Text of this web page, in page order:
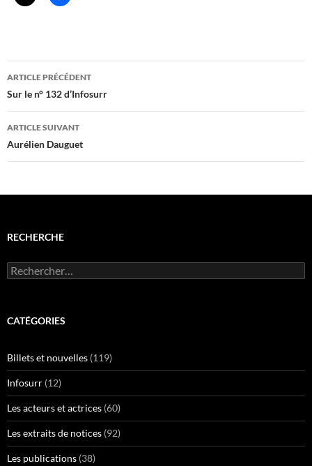
Navigation
des
articles
ARTICLE PRÉCÉDENT
Sur le n° 132 d’Infosurr
ARTICLE SUIVANT
Aurélien Dauguet
RECHERCHE
Rechercher :
CATÉGORIES
Billets et nouvelles (119)
Infosurr (12)
Les acteurs et actrices (60)
Les extraits de notices (92)
Les publications (38)